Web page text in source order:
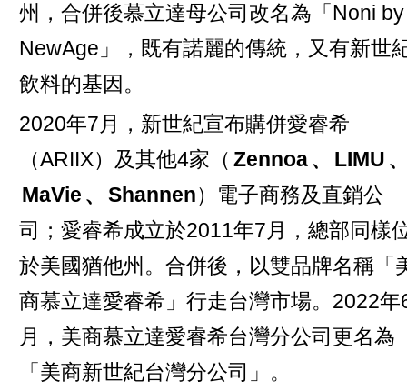
州，合併後慕立達母公司改名為「Noni by
NewAge」，既有諾麗的傳統，又有新世
飲料的基因。
2020年7月，新世紀宣布購併愛睿希
（ARIIX）及其他4家（ Zennoa、 LIMU
MaVie 、 Shannen）電子商務及直銷公
司；愛睿希成立於2011年7月，總部同樣
於美國猶他州。合併後，以雙品牌名稱「
商慕立達愛睿希」行走台灣市場。2022年
月，美商慕立達愛睿希台灣分公司更名為
「美商新世紀台灣分公司」。